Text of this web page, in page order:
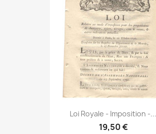
Loi Royale - Imposition -...
19,50 €